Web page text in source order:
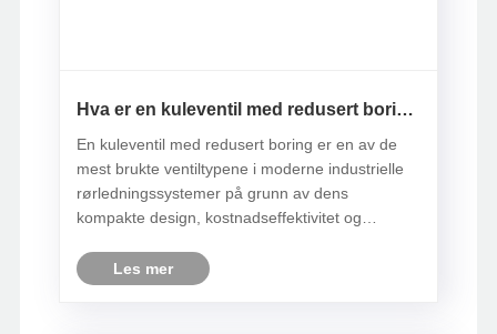
Hva er en kuleventil med redusert boring
En kuleventil med redusert boring er en av de
mest brukte ventiltypene i moderne industrielle
rørledningssystemer på grunn av dens
kompakte design, kostnadseffektivitet og
design med full boring, er den indre diameteren
til en kuleventil med redusert b......
Les mer